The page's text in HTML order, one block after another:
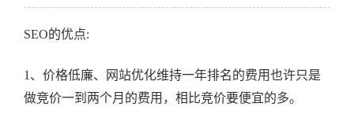
SEO的优点:
1、价格低廉、网站优化维持一年排名的费用也许只是
做竞价一到两个月的费用，相比竞价要便宜的多。